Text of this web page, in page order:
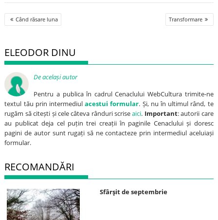
Post
navigation
Când răsare luna Transformare
ELEODOR DINU
De același autor
Pentru a publica în cadrul Cenaclului WebCultura trimite-ne
textul tău prin intermediulacestui formular. Și, nu în ultimul rând, te
rugăm să citești și cele câteva rânduri scriseaici. Important: autorii care
au publicat deja cel puțin trei creații în paginile Cenaclului și doresc
pagini de autor sunt rugați să ne contacteze prin intermediul aceluiași
formular.
RECOMANDĂRI
Sfârşit de septembrie